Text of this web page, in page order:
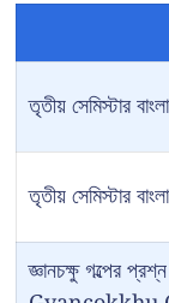
তৃতীয় সেমিস্টার
তৃতীয় সেমিস্টার
জ্ঞানচক্ষু গল্পের